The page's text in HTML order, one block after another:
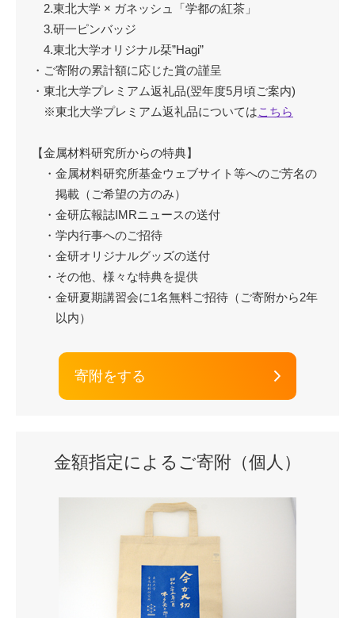
2.東北大学 × ガネッシュ「学都の紅茶」
3.研一ピンバッジ
4.東北大学オリジナル栞”Hagi”
・ご寄附の累計額に応じた賞の謹呈
・東北大学プレミアム返礼品(翌年度5月頃ご案内)
※東北大学プレミアム返礼品についてはこちら
【金属材料研究所からの特典】
・金属材料研究所基金ウェブサイト等へのご芳名の
掲載（ご希望の方のみ）
・金研広報誌IMRニュースの送付
・学内行事へのご招待
・金研オリジナルグッズの送付
・その他、様々な特典を提供
・金研夏期講習会に1名無料ご招待（ご寄附から2年
以内）
寄附をする
金額指定によるご寄附（個人）